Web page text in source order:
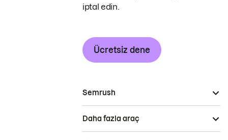
iptal edin.
Ücretsiz dene
Semrush
Daha fazla araç